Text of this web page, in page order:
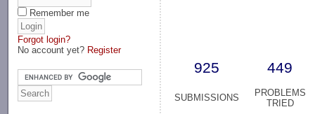
Remember me
Forgot login?
No account yet? Register
925 449
SUBMISSIONS
PROBLEMS
TRIED